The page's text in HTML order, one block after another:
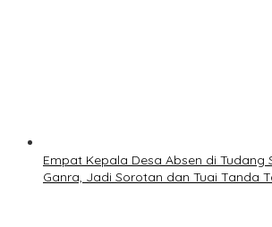
Empat Kepala Desa Absen di Tudang
Ganra, Jadi Sorotan dan Tuai Tanda